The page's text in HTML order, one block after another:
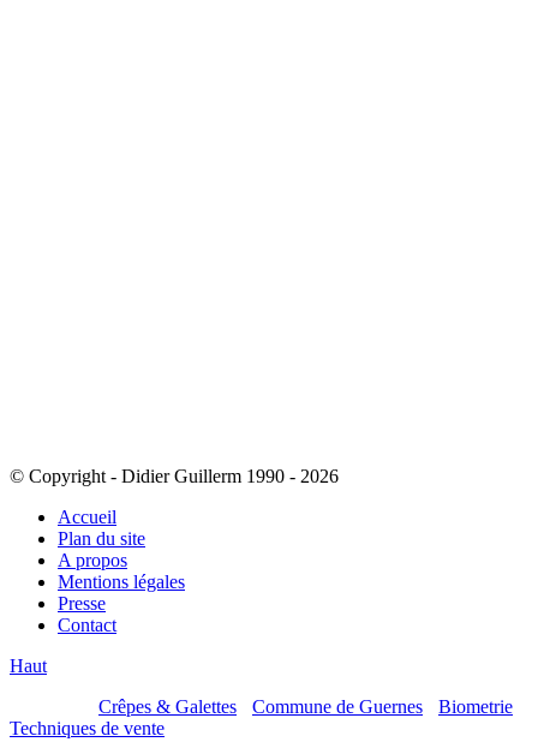
© Copyright - Didier Guillerm 1990 - 2026
Accueil
Plan du site
A propos
Mentions légales
Presse
Contact
Haut
Crêpes & Galettes Commune de Guernes Biometrie
Techniques de vente